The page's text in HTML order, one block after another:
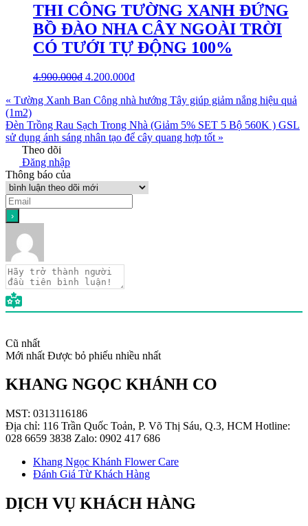
THI CÔNG TƯỜNG XANH ĐỨNG
BỒ ĐÀO NHA CÂY NGOÀI TRỜI
CÓ TƯỚI TỰ ĐỘNG 100%
4.900.000₫ 4.200.000₫
« Tường Xanh Ban Công nhà hướng Tây giúp giảm nắng hiệu quả
(1m2)
Đèn Trồng Rau Sạch Trong Nhà (Giảm 5% SET 5 Bộ 560K ) GSL
sử dụng ánh sáng nhân tạo để cây quang hợp tốt »
Theo dõi
Đăng nhập
Thông báo của
Cũ nhất
Mới nhất Được bỏ phiếu nhiều nhất
KHANG NGỌC KHÁNH CO
MST: 0313116186
Địa chỉ: 116 Trần Quốc Toản, P. Võ Thị Sáu, Q.3, HCM Hotline:
028 6659 3838 Zalo: 0902 417 686
Khang Ngọc Khánh Flower Care
Đánh Giá Từ Khách Hàng
DỊCH VỤ KHÁCH HÀNG